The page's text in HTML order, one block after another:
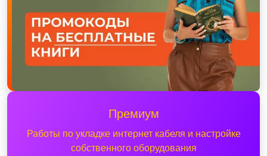
Премиум
Работы по укладке интернет кабеля и настройке
собственного оборудования